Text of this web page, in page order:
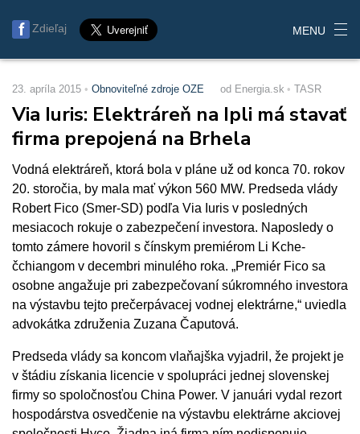
Zdieľaj MENU
23. apríla 2015 Obnoviteľné zdroje OZE od Energia.sk TASR
Via Iuris: Elektráreň na Ipli má stavať
firma prepojená na Brhela
Vodná elektráreň, ktorá bola v pláne už od konca 70. rokov
20. storočia, by mala mať výkon 560 MW. Predseda vlády
Robert Fico (Smer-SD) podľa Via Iuris v posledných
mesiacoch rokuje o zabezpečení investora. Naposledy o
tomto zámere hovoril s čínskym premiérom Li Kche-
čchiangom v decembri minulého roka. „Premiér Fico sa
osobne angažuje pri zabezpečovaní súkromného investora
na výstavbu tejto prečerpávacej vodnej elektrárne,“ uviedla
advokátka združenia Zuzana Čaputová.
Predseda vlády sa koncom vlaňajška vyjadril, že projekt je
v štádiu získania licencie v spolupráci jednej slovenskej
firmy so spoločnosťou China Power. V januári vydal rezort
hospodárstva osvedčenie na výstavbu elektrárne akciovej